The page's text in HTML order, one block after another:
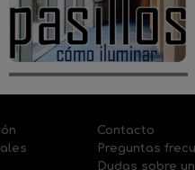
Contacto
Preguntas
Dudas sobre